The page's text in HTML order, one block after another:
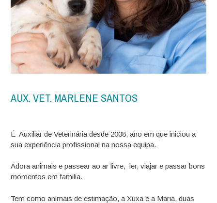
AUX. VET. MARLENE SANTOS
É Auxiliar de Veterinária desde 2008, ano em que iniciou a
sua experiência profissional na nossa equipa.
Adora animais e passear ao ar livre, ler, viajar e passar bons
momentos em familia.
Tem como animais de estimação, a Xuxa e a Maria, duas